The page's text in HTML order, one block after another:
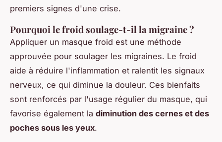
premiers signes d'une crise.
Pourquoi le froid soulage-t-il la migraine ?
Appliquer un masque froid est une méthode
approuvée pour soulager les migraines. Le froid
aide à réduire l'inflammation et ralentit les signaux
nerveux, ce qui diminue la douleur. Ces bienfaits
sont renforcés par l'usage régulier du masque, qui
favorise également la diminution des cernes et des
poches sous les yeux.